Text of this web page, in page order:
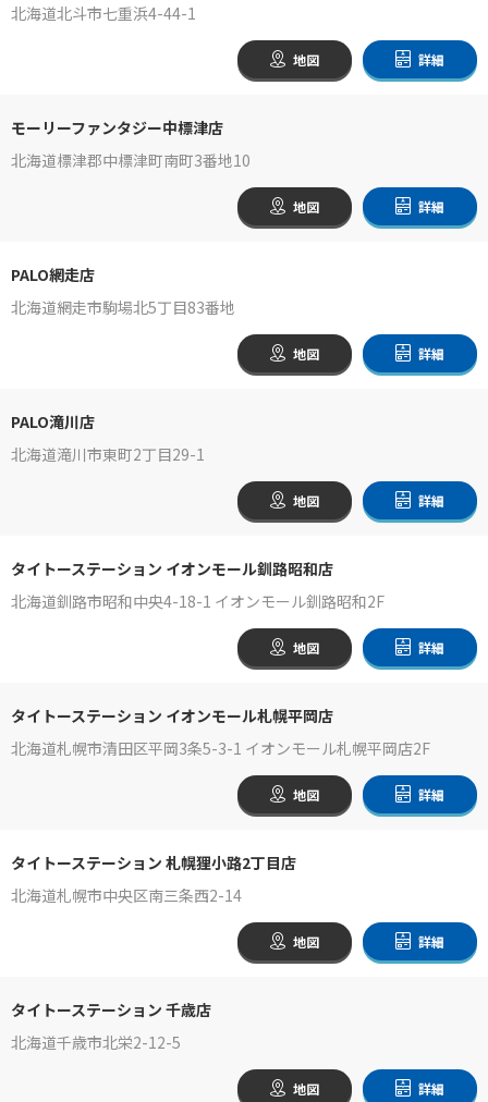
北海道北斗市七重浜4-44-1
地図 詳細
モーリーファンタジー中標津店
北海道標津郡中標津町南町3番地10
地図 詳細
PALO網走店
北海道網走市駒場北5丁目83番地
地図 詳細
PALO滝川店
北海道滝川市東町2丁目29-1
地図 詳細
タイトーステーション イオンモール釧路昭和店
北海道釧路市昭和中央4-18-1 イオンモール釧路昭和2F
地図 詳細
タイトーステーション イオンモール札幌平岡店
北海道札幌市清田区平岡3条5-3-1 イオンモール札幌平岡店2F
地図 詳細
タイトーステーション 札幌狸小路2丁目店
北海道札幌市中央区南三条西2-14
地図 詳細
タイトーステーション 千歳店
北海道千歳市北栄2-12-5
地図 詳細